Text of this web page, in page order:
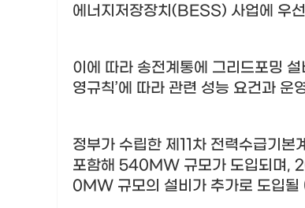
에너지저장장치 (BESS) 사업에 우
이에 따라 송전계통에 그리드포밍
영규칙’에 따라 관련 성능 요건과 운
정부가 수립한 제 11 차 전력수급기본
포함해 540MW 규모가 도입되며,
0MW 규모의 설비가 추가로 도입될